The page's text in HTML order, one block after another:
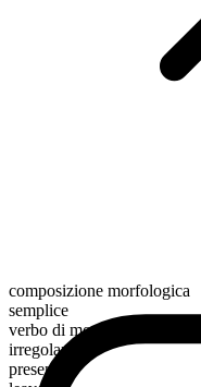
composizione morfologica
semplice
verbo di movimento
irregolare
presente